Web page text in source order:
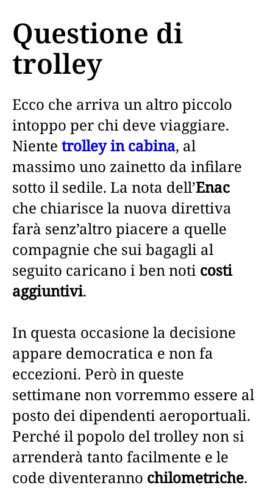
Questione di
trolley
Ecco che arriva un altro piccolo
intoppo per chi deve viaggiare.
Niente trolley in cabina, al
massimo uno zainetto da infilare
sotto il sedile. La nota dell’Enac
che chiarisce la nuova direttiva
farà senz’altro piacere a quelle
compagnie che sui bagagli al
seguito caricano i ben noti costi
aggiuntivi.
In questa occasione la decisione
appare democratica e non fa
eccezioni. Però in queste
settimane non vorremmo essere al
posto dei dipendenti aeroportuali.
Perché il popolo del trolley non si
arrenderà tanto facilmente e le
code diventeranno chilometriche.